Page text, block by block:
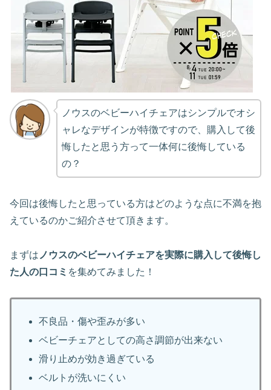
ノウスのベビーハイチェアはシンプルでオシ
ャレなデザインが特徴ですので、購入して後
悔したと思う方って一体何に後悔している
の？
今回は後悔したと思っている方はどのような点に不満を抱
えているのかご紹介させて頂きます。
まずは ノウスのベビーハイチェアを実際に購入して後悔し
た人の口コミ を集めてみました！
不良品・傷や歪みが多い
ベビーチェアとしての高さ調節が出来ない
滑り止めが効き過ぎている
ベルトが洗いにくい